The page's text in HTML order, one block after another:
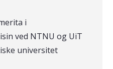
i
ved NTNU og UiT
universitet